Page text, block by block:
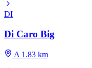
DI
Di Caro Big
A 1.83 km